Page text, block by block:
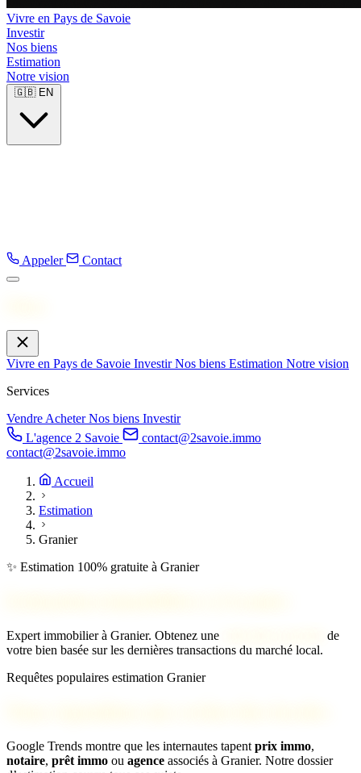
Vivre en Pays de Savoie
Investir
Nos biens
Estimation
Notre vision
🇬🇧 EN
Appeler Contact
Vivre en Pays de Savoie InvestirNos biens Estimation Notre vision
Services
VendreAcheterNos biens Investir
L'agence 2 Savoie
contact@2savoie.immo
contact@2savoie.immo
Accueil
Estimation
Granier
✨ Estimation 100% gratuite à Granier
Expert immobilier à Granier. Obtenez une
de
votre bien basée sur les dernières transactions du marché local.
Requêtes populaires estimation Granier
Google Trends montre que les internautes tapent prix immo,
notaire, prêt immo ou agence associés à Granier. Notre dossier